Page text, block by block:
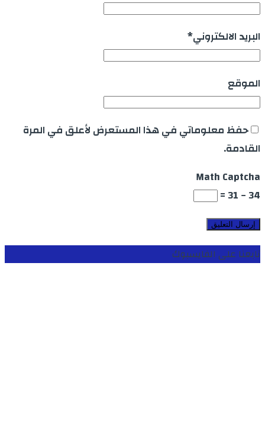
البريد الالكتروني*
الموقع
حفظ معلوماتي في هذا المستعرض لأعلق في المرة
القادمة.
Math Captcha
34 − 31 =
تابعنا على الفايسبوك